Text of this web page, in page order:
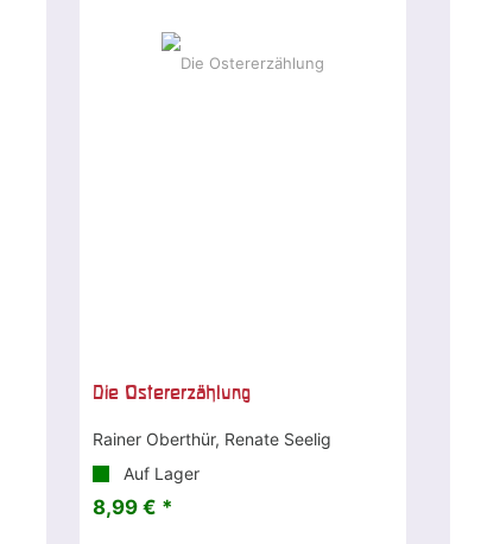
Die Ostererzählung
Rainer Oberthür, Renate Seelig
Auf Lager
8,99 € *